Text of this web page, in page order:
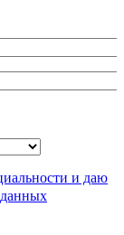
и даю
данных